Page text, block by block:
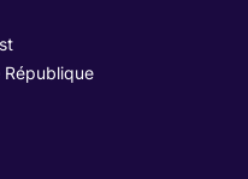
République